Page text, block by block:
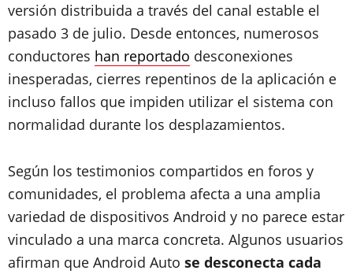
versión distribuida a través del canal estable el
pasado 3 de julio. Desde entonces, numerosos
conductores han reportado desconexiones
inesperadas, cierres repentinos de la aplicación e
incluso fallos que impiden utilizar el sistema con
normalidad durante los desplazamientos.
Según los testimonios compartidos en foros y
comunidades, el problema afecta a una amplia
variedad de dispositivos Android y no parece estar
vinculado a una marca concreta. Algunos usuarios
afirman que Android Auto se desconecta cada